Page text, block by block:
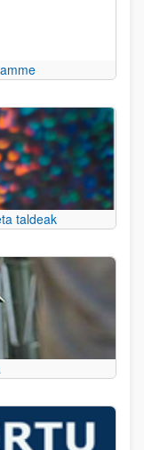
taldeak